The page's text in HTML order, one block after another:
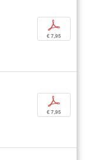
p
€ 7,95
p
€ 7,95